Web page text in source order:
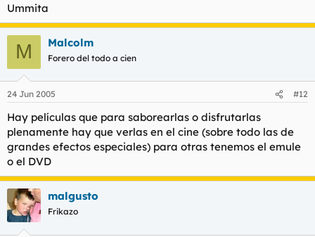
Ummita
M Malcolm
Forero del todo a cien
24 Jun 2005 #12
Hay películas que para saborearlas o disfrutarlas
plenamente hay que verlas en el cine (sobre todo las de
grandes efectos especiales) para otras tenemos el emule
o el DVD
malgusto
Frikazo